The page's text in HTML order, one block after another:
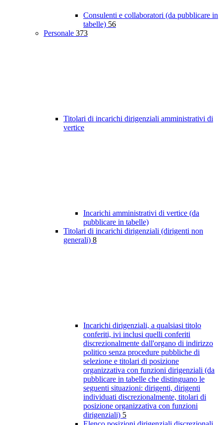
Consulenti e collaboratori (da pubblicare in
tabelle) 56
Personale 373
Titolari di incarichi dirigenziali amministrativi di
vertice
Incarichi amministrativi di vertice (da
pubblicare in tabelle)
Titolari di incarichi dirigenziali (dirigenti non
generali) 8
Incarichi dirigenziali, a qualsiasi titolo
conferiti, ivi inclusi quelli conferiti
discrezionalmente dall'organo di indirizzo
politico senza procedure pubbliche di
selezione e titolari di posizione
organizzativa con funzioni dirigenziali (da
pubblicare in tabelle che distinguano le
seguenti situazioni: dirigenti, dirigenti
individuati discrezionalmente, titolari di
posizione organizzativa con funzioni
dirigenziali) 5